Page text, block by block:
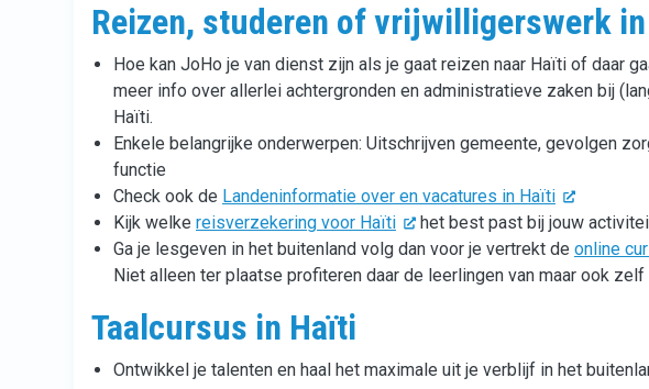
Reizen, studeren of vrijwilligerswerk
Hoe kan JoHo je van dienst zijn als je gaat reizen naar Haïti of daar
meer info over allerlei achtergronden en administratieve zaken bij
Haïti.
Enkele belangrijke onderwerpen: Uitschrijven gemeente, gevolgen
functie
Check ook de Landeninformatie over en vacatures in Haïti
Kijk welke reisverzekering voor Haïti
het best past bij jouw
Ga je lesgeven in het buitenland volg dan voor je vertrekt de online
Niet alleen ter plaatse profiteren daar de leerlingen van maar ook
Taalcursus in Haïti
Ontwikkel je talenten en haal het maximale uit je verblijf in het